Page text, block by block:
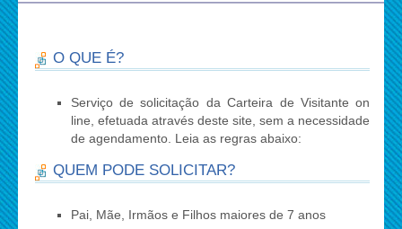
O QUE É?
Serviço de solicitação da Carteira de Visitante on
line, efetuada através deste site, sem a necessidade
de agendamento. Leia as regras abaixo:
QUEM PODE SOLICITAR?
Pai, Mãe, Irmãos e Filhos maiores de 7 anos